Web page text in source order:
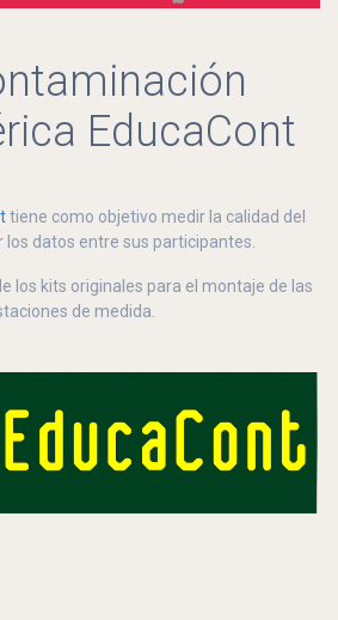
EducaCont
tiene como objetivo medir la calidad del
los datos entre sus participantes.
los kits originales para el montaje de las
de medida.